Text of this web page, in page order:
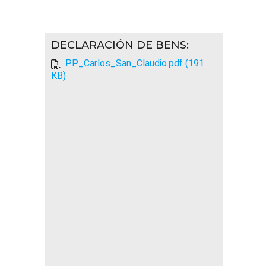
DECLARACIÓN DE BENS:
PP_Carlos_San_Claudio.pdf (191
KB)